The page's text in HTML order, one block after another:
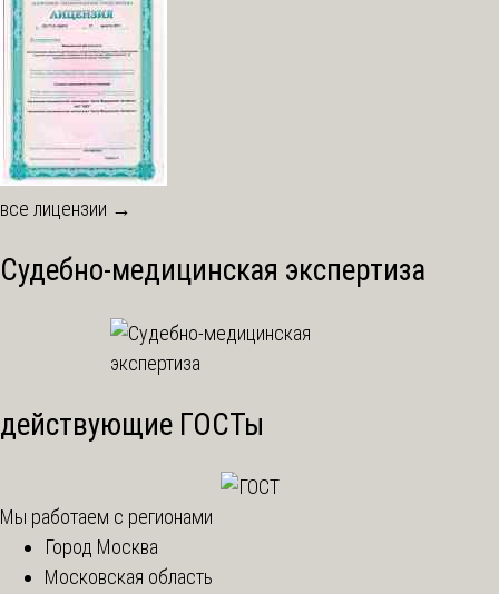
все лицензии →
Судебно-медицинская экспертиза
действующие ГОСТы
Мы работаем с регионами
Город Москва
Московская область